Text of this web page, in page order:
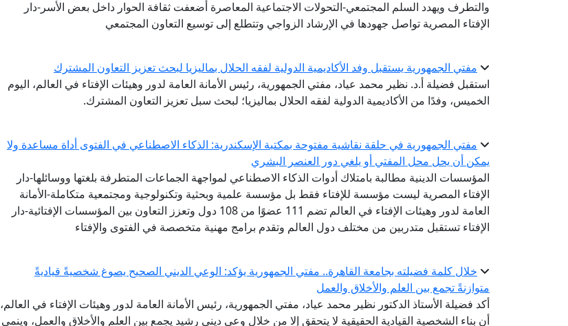
والتطرف ويهدد السلم المجتمعي-التحولات الاجتماعية المعاصرة أضعفت ثقافة الحوار داخل بعض الأسر-دار
الإفتاء المصرية تواصل جهودها في الإرشاد الزواجي وتتطلع إلى توسيع التعاون المجتمعي
مفتي الجمهورية يستقبل وفد الأكاديمية الدولية لفقه الحلال بماليزيا لبحث تعزيز التعاون المشترك
استقبل فضيلة أ.د. نظير محمد عياد، مفتي الجمهورية، رئيس الأمانة العامة لدور وهيئات الإفتاء في العالم، اليوم
الخميس، وفدًا من الأكاديمية الدولية لفقه الحلال بماليزيا؛ لبحث سبل تعزيز التعاون المشترك.
مفتي الجمهورية في حلقة نقاشية مفتوحة بمكتبة الإسكندرية: الذكاء الاصطناعي في الفتوى أداة مساعدة ولا
يمكن أن يحل محل المفتي أو يلغي دور العنصر البشري
المؤسسات الدينية مطالبة بامتلاك أدوات الذكاء الاصطناعي لمواجهة الجماعات المتطرفة بلغتها ووسائلها-دار
الإفتاء المصرية ليست مؤسسة للإفتاء فقط بل مؤسسة علمية وبحثية وتكنولوجية ومجتمعية متكاملة-الأمانة
العامة لدور وهيئات الإفتاء في العالم تضم 111 عضوًا من 108 دول وتعزز التعاون بين المؤسسات الإفتائية-دار
الإفتاء تستقبل متدربين من مختلف دول العالم وتقدم برامج مهنية متخصصة في الفتوى والإفتاء
خلال كلمة فضيلته بجامعة القاهرة.. مفتي الجمهورية يؤكد: الوعي الديني الصحيح يصوغ شخصيةً قياديةً
متوازنةً تجمع بين العلم والأخلاق والعمل
أكد فضيلة الأستاذ الدكتور نظير محمد عياد، مفتي الجمهورية، رئيس الأمانة العامة لدور وهيئات الإفتاء في العالم،
أن بناء الشخصية القيادية الحقيقية لا يتحقق إلا من خلال وعي ديني رشيد يجمع بين العلم والأخلاق والعمل، وينمي